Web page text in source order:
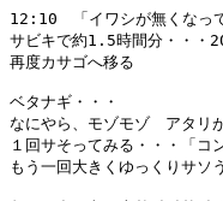
12:10　「イワシが無くなっ
サビキで約1.5時間分・・・
再度カサゴへ移る
ベタナギ・・・
なにやら、モゾモゾ　アタリ
１回サそってみる・・・「コ
もう一回大きくゆっくりサソ